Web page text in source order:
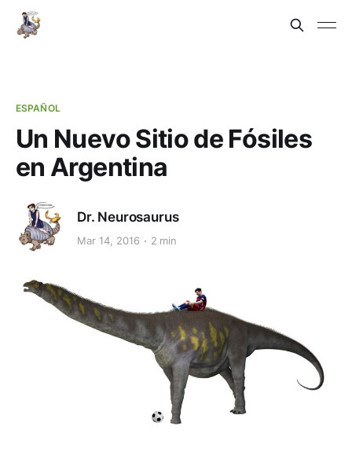
ESPAÑOL
Un Nuevo Sitio de Fósiles
en Argentina
Dr. Neurosaurus
Mar 14, 2016 2 min